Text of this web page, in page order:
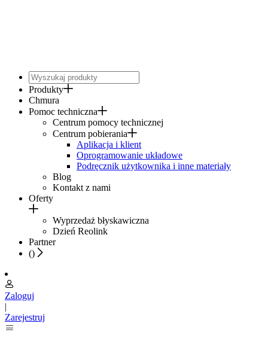
Produkty
Chmura
Pomoc techniczna
Centrum pomocy technicznej
Centrum pobierania
Aplikacja i klient
Oprogramowanie układowe
Podręcznik użytkownika i inne materiały
Blog
Kontakt z nami
Oferty
Wyprzedaż błyskawiczna
Dzień Reolink
Partner
()
Zaloguj
|
Zarejestruj